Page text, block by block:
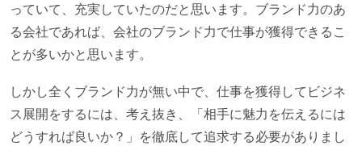
っていて、充実していたのだと思います。ブランド力のあ
る会社であれば、会社のブランド力で仕事が獲得できるこ
とが多いかと思います。
しかし全くブランド力が無い中で、仕事を獲得してビジネ
ス展開をするには、考え抜き、「相手に魅力を伝えるには
どうすれば良いか？」を徹底して追求する必要がありまし